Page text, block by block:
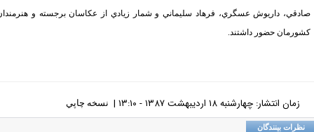
داريوش عسگري، فرهاد سليماني و شمار زيادي از عكاسان برجسته و هنرمندان
حضور داشتند.
زمان انتشار: چهارشنبه ١٨ ارديبهشت ١٣٨٧ - ١٣:١٠ | نسخه چاپي
بینندگان